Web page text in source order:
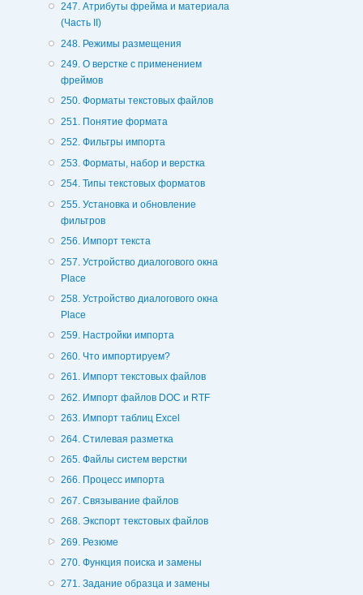
247. Атрибуты фрейма и материала
(Часть II)
248. Режимы размещения
249. О верстке с применением
фреймов
250. Форматы текстовых файлов
251. Понятие формата
252. Фильтры импорта
253. Форматы, набор и верстка
254. Типы текстовых форматов
255. Установка и обновление
фильтров
256. Импорт текста
257. Устройство диалогового окна
Place
258. Устройство диалогового окна
Place
259. Настройки импорта
260. Что импортируем?
261. Импорт текстовых файлов
262. Импорт файлов DOC и RTF
263. Импорт таблиц Excel
264. Стилевая разметка
265. Файлы систем верстки
266. Процесс импорта
267. Связывание файлов
268. Экспорт текстовых файлов
269. Резюме
270. Функция поиска и замены
271. Задание образца и замены